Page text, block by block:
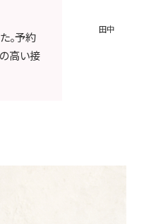
田中
。予約
高い接